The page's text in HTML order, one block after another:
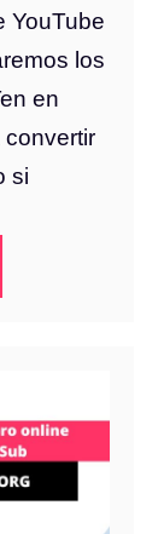
YouTube
los
en
si